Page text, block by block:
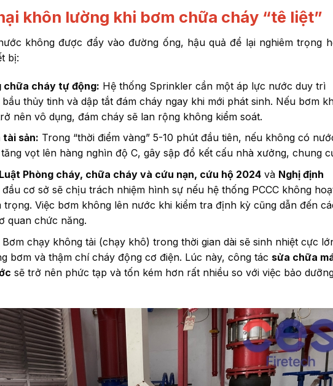
khôn lường khi bơm chữa cháy “tê liệt”
không được đẩy vào đường ống, hậu quả để lại nghiêm trọng
bị:
chữa cháy tự động: Hệ thống Sprinkler cần một áp lực nước duy trì
thủy tinh và dập tắt đám cháy ngay khi mới phát sinh. Nếu bơm
nên vô dụng, đám cháy sẽ lan rộng không kiểm soát.
tài sản: Trong “thời điểm vàng” 5-10 phút đầu tiên, nếu không có
vọt lên hàng nghìn độ C, gây sập đổ kết cấu nhà xưởng, chung
Luật Phòng cháy, chữa cháy và cứu nạn, cứu hộ 2024và Nghị định
cơ sở sẽ chịu trách nhiệm hình sự nếu hệ thống PCCC không
trọng. Việc bơm không lên nước khi kiểm tra định kỳ cũng dẫn đến
quan chức năng.
Bơm chạy không tải (chạy khô) trong thời gian dài sẽ sinh nhiệt cực
bơm và thậm chí cháy động cơ điện. Lúc này, công tác sửa chữa
sẽ trở nên phức tạp và tốn kém hơn rất nhiều so với việc bảo